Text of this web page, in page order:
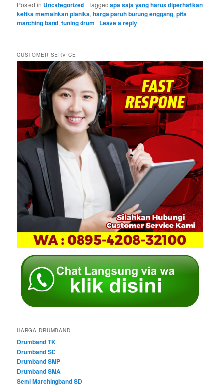
Posted in Uncategorized |Tagged apa saja yang harus diperhatikan
ketika memainkan pianika,harga paruh burung enggang,pits
marching band,tuning drum | Leave a reply
CUSTOMER SERVICE
HARGA DRUMBAND
Drumband TK
Drumband SD
Drumband SMP
Drumband SMA
Semi Marchingband SD